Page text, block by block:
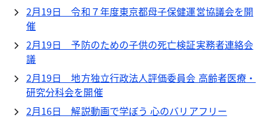
2月19日 令和７年度東京都母子保健運営協議会を開
催
2月19日 予防のための子供の死亡検証実務者連絡会
議
2月19日 地方独立行政法人評価委員会 高齢者医療・
研究分科会を開催
2月16日 解説動画で学ぼう 心のバリアフリー